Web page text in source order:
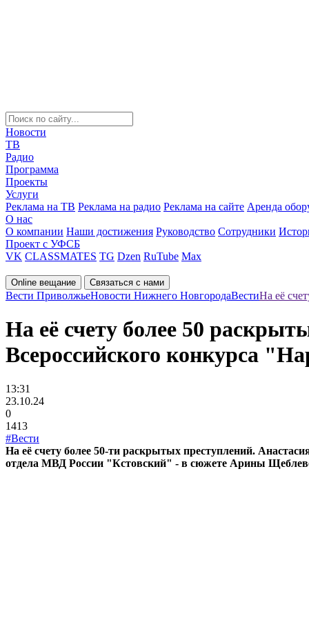
Новости
ТВ
Радио
Программа
Проекты
Услуги
Реклама на ТВ Реклама на радио Реклама на сайте Аренда
О нас
О компании Наши достижения Руководство Сотрудники
Проект с УФСБ
VK CLASSMATES TG Dzen RuTube Max
Online вещание Связаться с нами
Вести ПриволжьеНовости Нижнего НовгородаВестиНа её
На её счету более 50
Всероссийского конкурса
13:31
23.10.24
0
1413
#Вести
На её счету более 50-ти раскрытых преступлений.
отдела МВД России "Кстовский" - в сюжете Арины